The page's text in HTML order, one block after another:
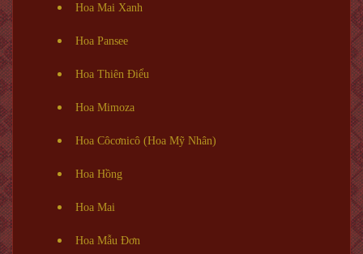
Hoa Mai Xanh
Hoa Pansee
Hoa Thiên Điểu
Hoa Mimoza
Hoa Côcơnicô (Hoa Mỹ Nhân)
Hoa Hồng
Hoa Mai
Hoa Mẫu Đơn